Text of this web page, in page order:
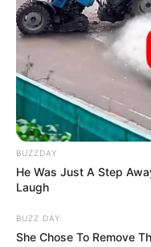
RECIBO DEL
CUNDINAMARCA
CORTES DE LUZ
REGIOTRAM DE
LOCALIDAD DE
BUZZDAY
He Was Just A Step
Laugh
BUZZ DAY
She Chose To Remove